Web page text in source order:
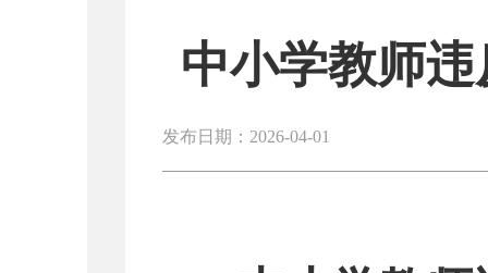
中小学教师
发布日期：2026-04-01